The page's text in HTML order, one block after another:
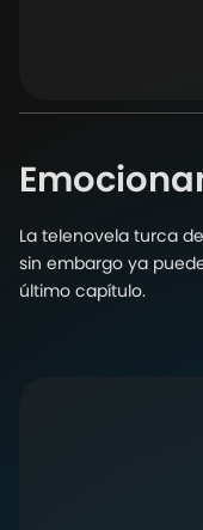
La telenovela turca
sin embargo ya
último capítulo.